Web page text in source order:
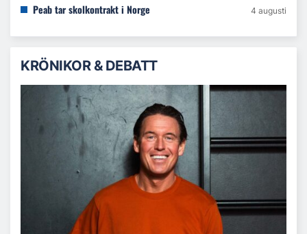
Peab tar skolkontrakt i Norge 4 augusti
KRÖNIKOR & DEBATT